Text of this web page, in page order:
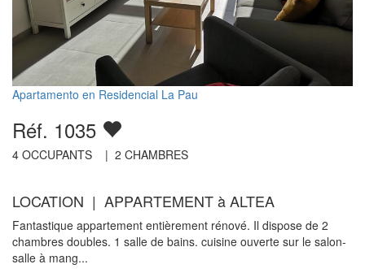
Apartamento en Residencial La Pau
Réf. 1035
4 OCCUPANTS | 2 CHAMBRES
LOCATION | APPARTEMENT à ALTEA
Fantastique appartement entièrement rénové. Il dispose de 2
chambres doubles. 1 salle de bains. cuisine ouverte sur le salon-
salle à mang...